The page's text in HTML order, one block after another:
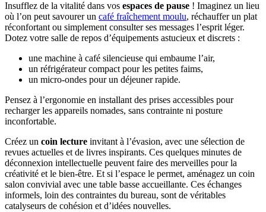
Insufflez de la vitalité dans vos espaces de pause ! Imaginez un lieu
où l’on peut savourer un café fraîchement moulu, réchauffer un plat
réconfortant ou simplement consulter ses messages l’esprit léger.
Dotez votre salle de repos d’équipements astucieux et discrets :
une machine à café silencieuse qui embaume l’air,
un réfrigérateur compact pour les petites faims,
un micro-ondes pour un déjeuner rapide.
Pensez à l’ergonomie en installant des prises accessibles pour
recharger les appareils nomades, sans contrainte ni posture
inconfortable.
Créez un coin lecture invitant à l’évasion, avec une sélection de
revues actuelles et de livres inspirants. Ces quelques minutes de
déconnexion intellectuelle peuvent faire des merveilles pour la
créativité et le bien-être. Et si l’espace le permet, aménagez un coin
salon convivial avec une table basse accueillante. Ces échanges
informels, loin des contraintes du bureau, sont de véritables
catalyseurs de cohésion et d’idées nouvelles.